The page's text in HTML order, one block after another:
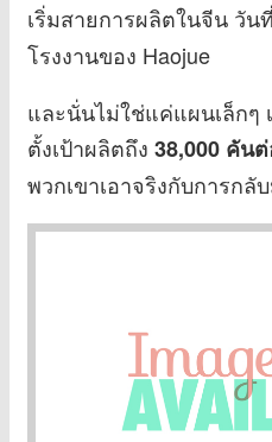
เริ่มสายการผลิตในจีน วันที่
โรงงานของ Haojue
และนั่นไม่ใช่แค่แผนเล็กๆ
ตั้งเป้าผลิตถึง 38,000 คัน
พวกเขาเอาจริงกับการก